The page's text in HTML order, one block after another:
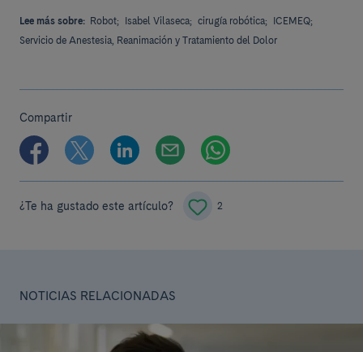
Lee más sobre: Robot; Isabel Vilaseca; cirugía robótica;
ICEMEQ;
Servicio de Anestesia, Reanimación y Tratamiento del Dolor
Compartir
¿Te ha gustado este artículo? 2
NOTICIAS RELACIONADAS